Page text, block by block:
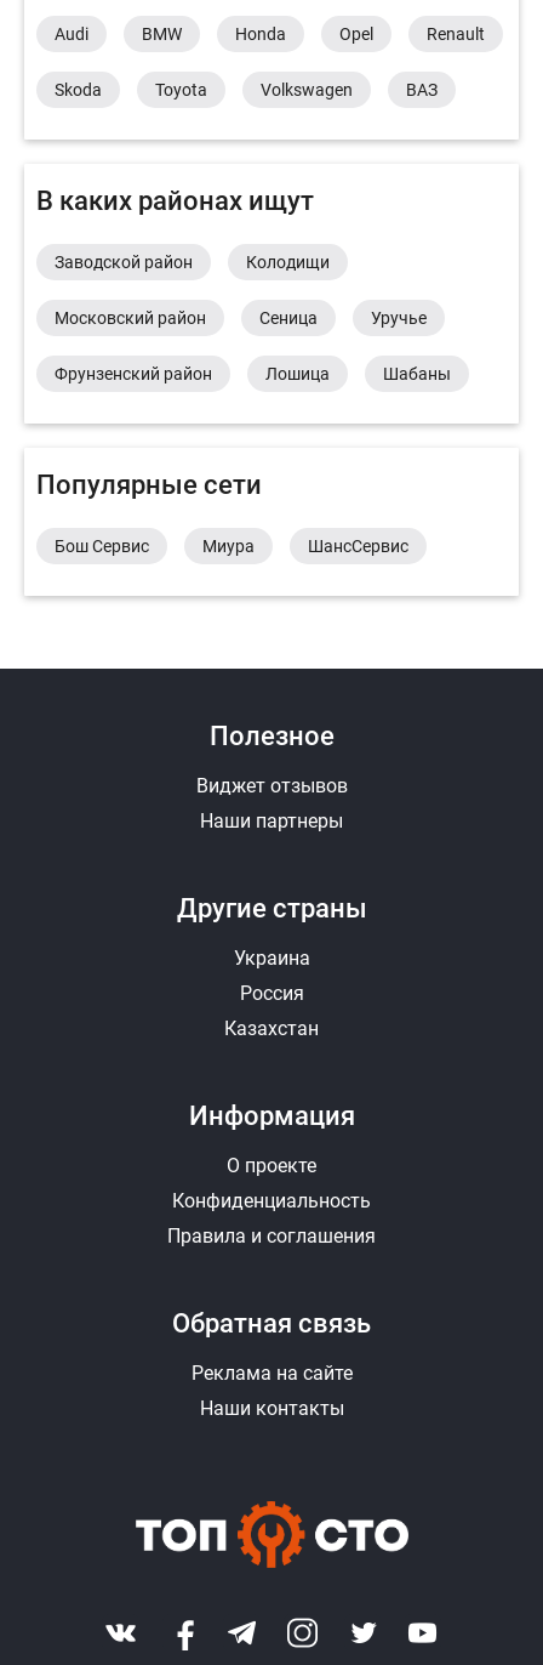
Audi BMW Honda Opel Renault
Skoda Toyota Volkswagen ВАЗ
В каких районах ищут
Заводской район Колодищи
Московский район Сеница Уручье
Фрунзенский район Лошица Шабаны
Популярные сети
Бош Сервис Миура ШансСервис
Другие страны
Украина
Россия
Казахстан
Полезное
Виджет отзывов
Наши партнеры
Информация
О проекте
Конфиденциальность
Правила и соглашения
Обратная связь
Реклама на сайте
Наши контакты